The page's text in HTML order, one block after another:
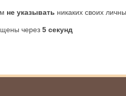
не указывать никаких своих
через 5 секунд